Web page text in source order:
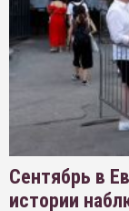
Сентябрь в
истории